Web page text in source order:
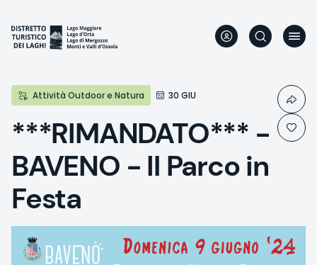
Inhalt
Attività Outdoor e Natura 30 GIU
***RIMANDATO*** -
BAVENO - Il Parco in
Festa